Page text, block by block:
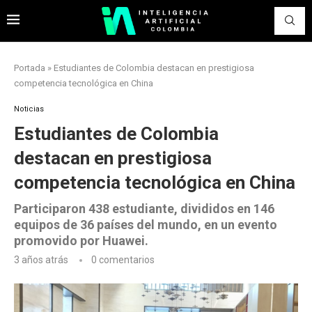
Portada » Estudiantes de Colombia destacan en prestigiosa
competencia tecnológica en China
Noticias
Estudiantes de Colombia
destacan en prestigiosa
competencia tecnológica en China
Participaron 438 estudiante, divididos en 146
equipos de 36 países del mundo, en un evento
promovido por Huawei.
3 años atrás 0 comentarios